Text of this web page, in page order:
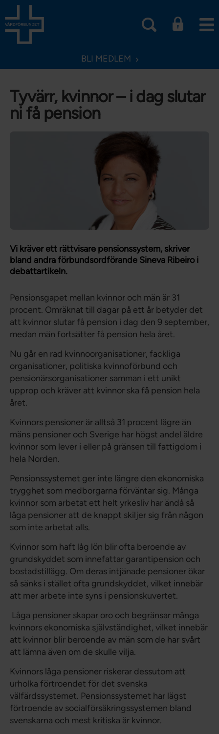
BLI MEDLEM
Tyvärr, kvinnor – i dag slutar
ni få pension
Vi kräver ett rättvisare pensionssystem, skriver
bland andra förbundsordförande Sineva Ribeiro i
debattartikeln.
Pensionsgapet mellan kvinnor och män är 31
procent. Omräknat till dagar på ett år betyder det
att kvinnor slutar få pension i dag den 9 september,
medan män fortsätter få pension hela året.
Nu går en rad kvinnoorganisationer, fackliga
organisationer, politiska kvinnoförbund och
pensionärsorganisationer samman i ett unikt
upprop och kräver att kvinnor ska få pension hela
året.
Kvinnors pensioner är alltså 31 procent lägre än
mäns pensioner och Sverige har högst andel äldre
kvinnor som lever i eller på gränsen till fattigdom i
hela Norden.
Pensionssystemet ger inte längre den ekonomiska
trygghet som medborgarna förväntar sig. Många
kvinnor som arbetat ett helt yrkesliv har ändå så
låga pensioner att de knappt skiljer sig från någon
som inte arbetat alls.
Kvinnor som haft låg lön blir ofta beroende av
grundskyddet som innefattar garantipension och
bostadstillägg. Om deras intjänade pensioner ökar
så sänks i stället ofta grundskyddet, vilket innebär
att mer arbete inte syns i pensionskuvertet.
Låga pensioner skapar oro och begränsar många
kvinnors ekonomiska självständighet, vilket innebär
att kvinnor blir beroende av män som de har svårt
att lämna även om de skulle vilja.
Kvinnors låga pensioner riskerar dessutom att
urholka förtroendet för det svenska
välfärdssystemet. Pensionssystemet har lägst
förtroende av socialförsäkringssystemen bland
svenskarna och mest kritiska är kvinnor.